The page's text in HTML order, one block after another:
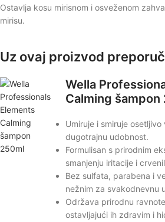
Uz ovaj proizvod
Wella
Calming šampon
Umiruje i smiruje
dugotrajnu udobnost.
Formulisan s prirodnim
smanjenju iritacije i
Bez sulfata, parabena i
nežnim za svakodnevnu
Održava prirodnu
ostavljajući ih zdravim i
Ostavlja kosu mirisnom i osveženom
mirisu.